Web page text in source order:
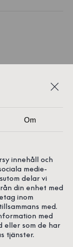
Om
innehåll och
medie-
delar vi
din enhet med
inom
med.
med
eller som de har
tjänster.